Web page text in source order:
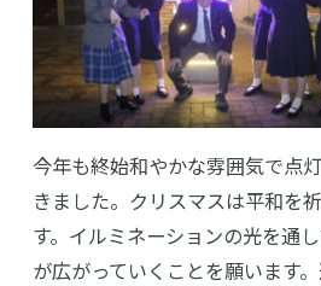
今年も終始和やかな雰囲気で点
きました。クリスマスは平和を
す。イルミネーションの光を通
が広がっていくことを願います